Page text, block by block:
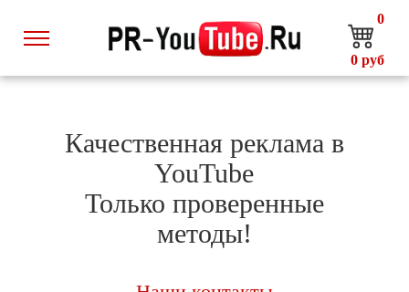
0
0 руб
Качественная реклама в
YouTube
Только проверенные
методы!